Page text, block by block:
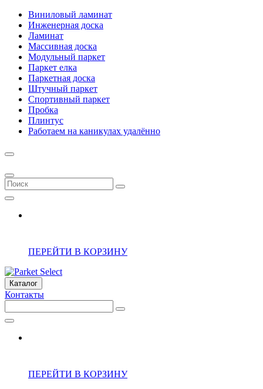
Виниловый ламинат
Инженерная доска
Ламинат
Массивная доска
Модульный паркет
Паркет елка
Паркетная доска
Штучный паркет
Спортивный паркет
Пробка
Плинтус
Работаем на каникулах удалённо
ПЕРЕЙТИ В КОРЗИНУ
Каталог
Контакты
ПЕРЕЙТИ В КОРЗИНУ